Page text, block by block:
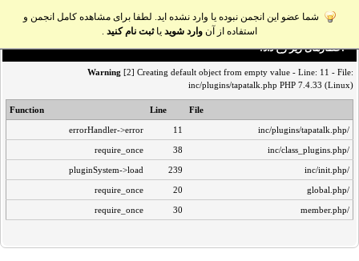
شما عضو این انجمن نبوده یا وارد نشده اید. لطفا برای مشاهده کامل انجمن و
استفاده از آن وارد شوید یاثبت نام کنید .
اخطار‌های زیر رخ داد:
Warning [2] Creating default object from empty value - Line: 11 - File:
inc/plugins/tapatalk.php PHP 7.4.33 (Linux)
File
Line
Function
/inc/plugins/tapatalk.php
11
errorHandler->error
/inc/class_plugins.php
38
require_once
/inc/init.php
239
pluginSystem->load
/global.php
20
require_once
/member.php
30
require_once